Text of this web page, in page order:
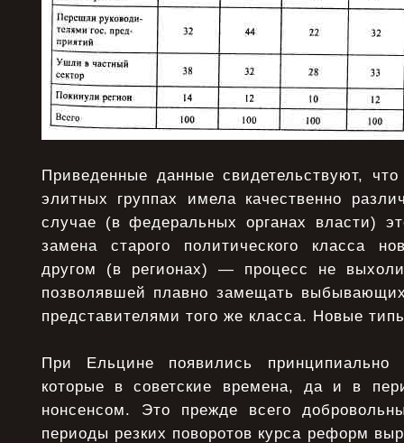
Приведенные данные свидетельствуют,
элитных группах имела качественно
случае (в федеральных органах власти)
замена старого политического класса
другом (в регионах) — процесс не
позволявшей плавно замещать
представителями того же класса. Новые
При Ельцине появились принципиально
которые в советские времена, да и в
нонсенсом. Это прежде всего
периоды резких поворотов курса реформ